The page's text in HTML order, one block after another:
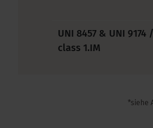
UNI 8457 & UNI 9174 /
class 1.IM
*siehe